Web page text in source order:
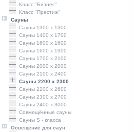
Класс "Бизнес"
Класс "Престиж"
Сауны
Сауны 1300 х 1300
Сауны 1400 x 1700
Сауны 1600 x 1600
Сауны 1600 x 1900
Сауны 1700 x 2100
Сауны 2000 x 2000
Сауны 2100 x 2400
Сауны 2200 x 2300
Сауны 2200 x 2600
Сауны 2300 x 2700
Сауны 2400 x 3000
Совмещённые сауны
Сауны S - класса
Освещение для саун